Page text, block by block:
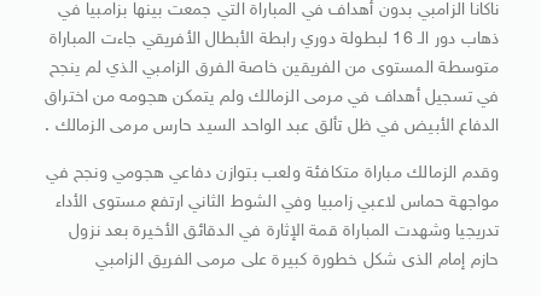
ناكانا الزامبي بدون أهداف في المباراة التي جمعت بينها بزامبيا في
ذهاب دور الـ 16 لبطولة دوري رابطة الأبطال الأفريقي جاءت المباراة
متوسطة المستوى من الفريقين خاصة الفرق الزامبي الذي لم ينجح
في تسجيل أهداف في مرمى الزمالك ولم يتمكن هجومه من اختراق
الدفاع الأبيض في ظل تألق عبد الواحد السيد حارس مرمى الزمالك .
وقدم الزمالك مباراة متكافئة ولعب بتوازن دفاعي هجومي ونجح في
مواجهة حماس لاعبي زامبيا وفي الشوط الثاني ارتفع مستوى الأداء
تدريجيا وشهدت المباراة قمة الإثارة في الدقائق الأخيرة بعد نزول
حازم إمام الذى شكل خطورة كبيرة على مرمى الفريق الزامبي